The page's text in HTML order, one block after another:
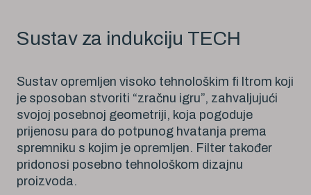
Sustav za indukciju TECH
Sustav opremljen visoko tehnološkim fi ltrom koji
je sposoban stvoriti “zračnu igru”, zahvaljujući
svojoj posebnoj geometriji, koja pogoduje
prijenosu para do potpunog hvatanja prema
spremniku s kojim je opremljen. Filter također
pridonosi posebno tehnološkom dizajnu
proizvoda.